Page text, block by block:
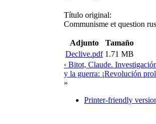
Título original:
Communisme et question
Adjunto
Tamaño
Declive.pdf 1.71 MB
‹ Bitot, Claude.
y la guerra: ¡Revolución
»
Printer-friendly